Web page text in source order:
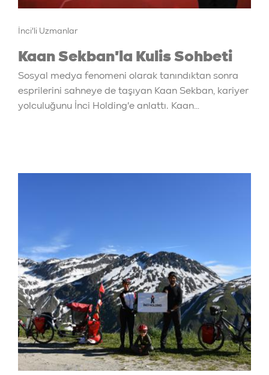
İnci'li Uzmanlar
Kaan Sekban'la Kulis Sohbeti
Sosyal medya fenomeni olarak tanındıktan sonra
esprilerini sahneye de taşıyan Kaan Sekban, kariyer
yolculuğunu İnci Holding'e anlattı. Kaan…